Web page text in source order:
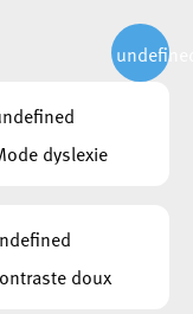
CONTACT
dyslexie
doux